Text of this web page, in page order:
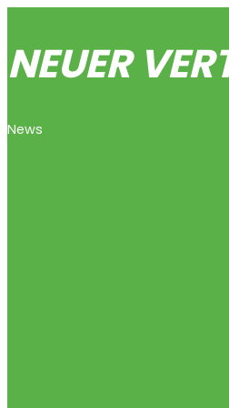
NEUER
News